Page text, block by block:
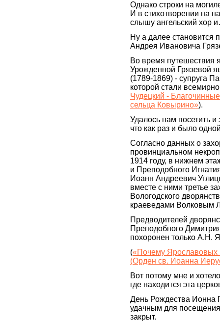
Однако строки на
И в стихотворении на
слышу ангельский хор
Ну а далее становится
Андрея Ивановича
Во время путешествия
Урожденной Грязевой
(1789-1869) - супруга
которой стали
Чудецкий -
сельца Ковырино»).
Удалось нам посетить
что как раз и было
Согласно данных о
провинциальном
1914 году, в нижнем
и Преподобного
Иоанн Андреевич
вместе с ними третье
Вологодского
краеведами Волковым
Предводителей
Преподобного
похоронен только А.Н.
(«Почему Ярославовых
(Орден св. Иоанна
Вот потому мне и
где находится эта
День Рождества Ионна
удачным для
закрыт.